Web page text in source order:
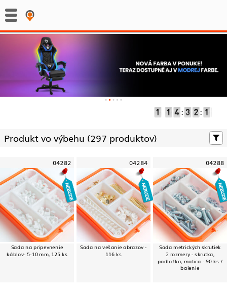
: :
Produkt vo výbehu (297 produktov)
04282
Sada na pripevnenie
káblov- 5-10 mm, 125 ks
04284
Sada na vešanie obrazov -
116 ks
04288
Sada metrických skrutiek
2 rozmery - skrutka,
podložka, matica - 90 ks /
balenie